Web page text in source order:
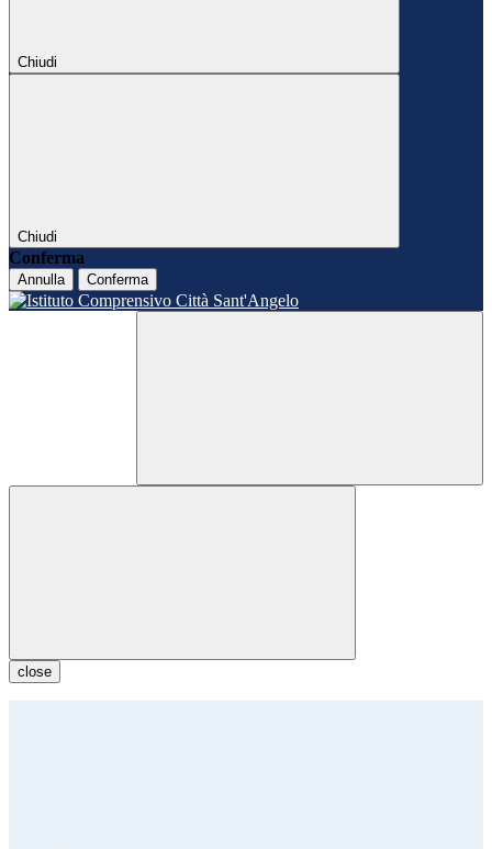
Chiudi
Chiudi
Conferma
Annulla Conferma
close